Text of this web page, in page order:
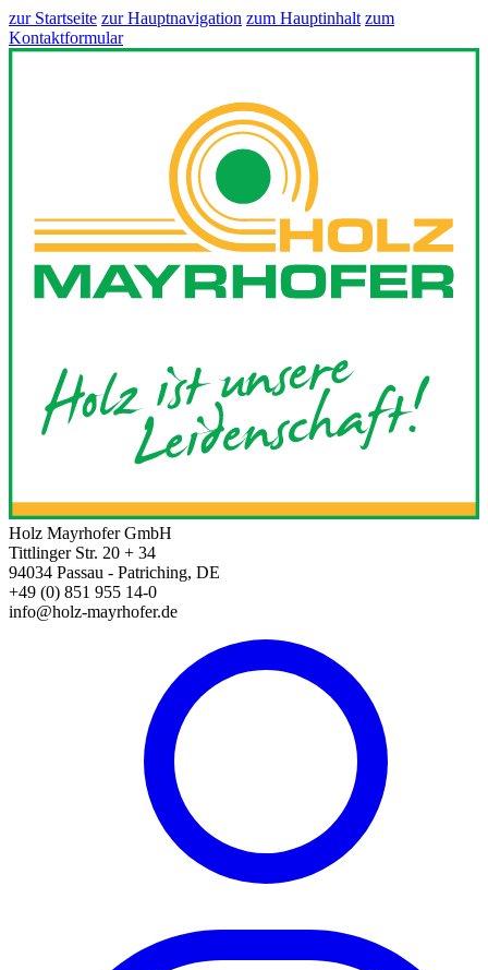
zur Startseite zur Hauptnavigation zum Hauptinhalt zum
Kontaktformular
Holz Mayrhofer GmbH
Tittlinger Str. 20 + 34
94034 Passau - Patriching, DE
+49 (0) 851 955 14-0
info@holz-mayrhofer.de